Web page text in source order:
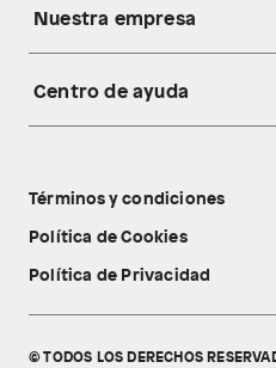
Nuestra empresa
Acerca de nosotros
Tecnología Pillow Walk
Centro de ayuda
Libro de
Términos y condiciones
Política de Cookies
Política de Privacidad
© TODOS LOS DERECHOS